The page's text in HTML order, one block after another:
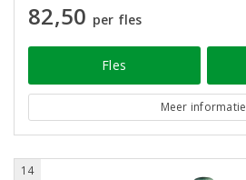
82,50 per fles
Fles
Meer informatie
14